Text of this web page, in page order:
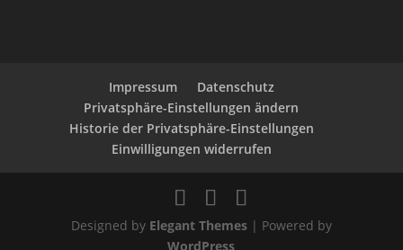
Impressum
Datenschutz
Privatsphäre-Einstellungen ändern
Historie der Privatsphäre-Einstellungen
Einwilligungen widerrufen
Designed by Elegant Themes| Powered by
WordPress